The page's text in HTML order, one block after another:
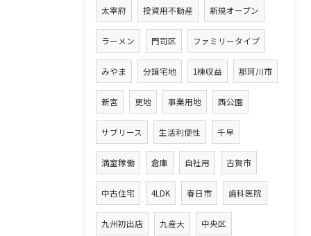
太宰府 投資用不動産 新規オープン
ラーメン 門司区 ファミリータイプ
みやま 分譲宅地 1棟収益 那珂川市
新宮 更地 事業用地 西公園
サブリース 生活利便性 千早
満室稼働 倉庫 自社用 古賀市
中古住宅 4LDK 春日市 歯科医院
九州初出店 九産大 中央区